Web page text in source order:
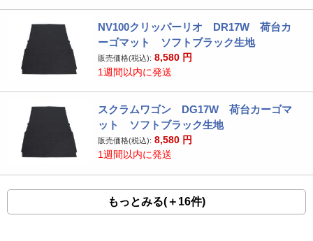
NV100クリッパーリオ DR17W 荷台カ
ーゴマット ソフトブラック生地
販売価格(税込): 8,580 円
1週間以内に発送
スクラムワゴン DG17W 荷台カーゴマ
ット ソフトブラック生地
販売価格(税込): 8,580 円
1週間以内に発送
もっとみる(＋16件)